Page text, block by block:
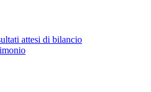
attesi di bilancio